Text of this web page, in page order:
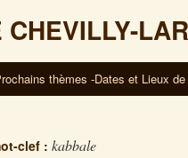
thèmes -Dates et Lieux
clef : kabbale